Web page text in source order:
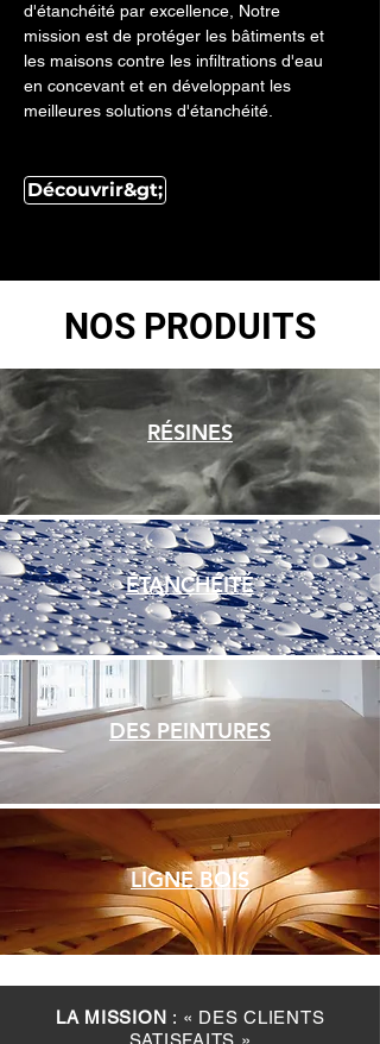
d'étanchéité par excellence, Notre
mission est de protéger les bâtiments et
les maisons contre les infiltrations d'eau
en concevant et en développant les
meilleures solutions d'étanchéité.
Découvrir&gt;
NOS PRODUITS
RÉSINES
ÉTANCHÉITÉ
DES PEINTURES
LIGNE BOIS
LA MISSION : « DES CLIENTS